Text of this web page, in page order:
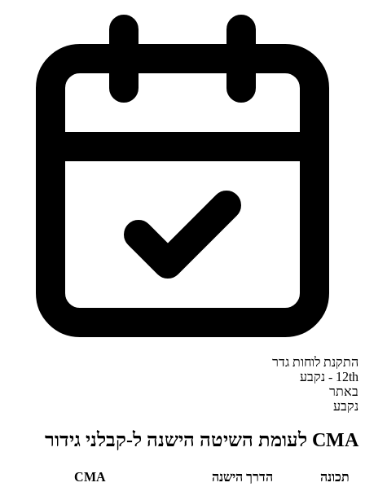
התקנת לוחות גדר
12th - נקבע
באתר
נקבע
CMA לעומת השיטה הישנה ל-קבלני גידור
תכונה הדרך הישנה
CMA‎